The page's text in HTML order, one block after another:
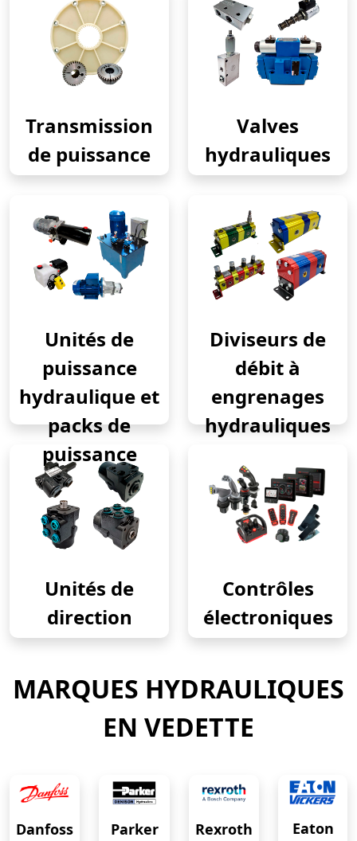
Transmission
de puissance
Valves
hydrauliques
Unités de
puissance
hydraulique et
packs de
puissance
Diviseurs de
débit à
engrenages
hydrauliques
Unités de
direction
Contrôles
électroniques
MARQUES HYDRAULIQUES
EN VEDETTE
Danfoss Parker Rexroth
Eaton